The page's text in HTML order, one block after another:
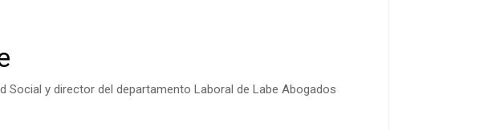
Social y director del departamento Laboral de Labe Abogados